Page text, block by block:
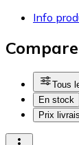
Info
Tous
En stock
Prix